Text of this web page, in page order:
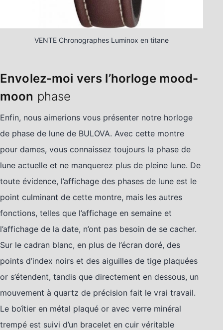
VENTE Chronographes Luminox en titane
Envolez-moi vers l’horloge mood-
moon phase
Enfin, nous aimerions vous présenter notre horloge
de phase de lune de BULOVA. Avec cette montre
pour dames, vous connaissez toujours la phase de
lune actuelle et ne manquerez plus de pleine lune. De
toute évidence, l’affichage des phases de lune est le
point culminant de cette montre, mais les autres
fonctions, telles que l’affichage en semaine et
l’affichage de la date, n’ont pas besoin de se cacher.
Sur le cadran blanc, en plus de l’écran doré, des
points d’index noirs et des aiguilles de tige plaquées
or s’étendent, tandis que directement en dessous, un
mouvement à quartz de précision fait le vrai travail.
Le boîtier en métal plaqué or avec verre minéral
trempé est suivi d’un bracelet en cuir véritable